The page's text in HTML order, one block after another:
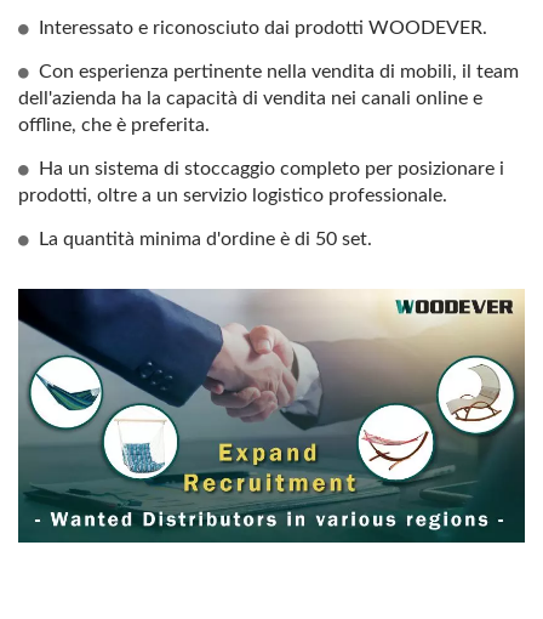
Interessato e riconosciuto dai prodotti WOODEVER.
Con esperienza pertinente nella vendita di mobili, il team
dell'azienda ha la capacità di vendita nei canali online e
offline, che è preferita.
Ha un sistema di stoccaggio completo per posizionare i
prodotti, oltre a un servizio logistico professionale.
La quantità minima d'ordine è di 50 set.